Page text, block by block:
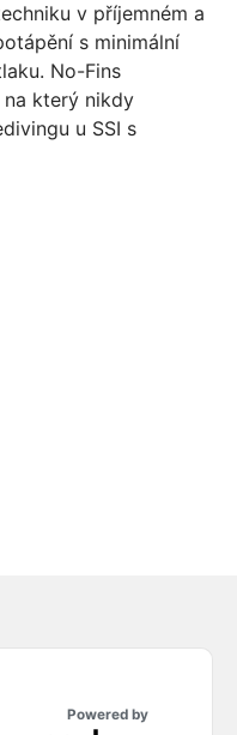
v příjemném a
s minimální
No-Fins
který nikdy
u SSI s
Powered by